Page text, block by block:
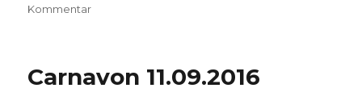
Kommentarzu
Carnavon 11.09.2016